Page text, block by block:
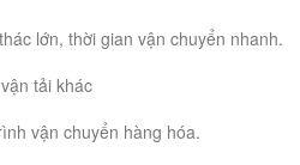
lớn, thời gian vận chuyển nhanh.
tải khác
vận chuyển hàng hóa.